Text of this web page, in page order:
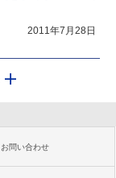
2011年7月28日
お問い合わせ